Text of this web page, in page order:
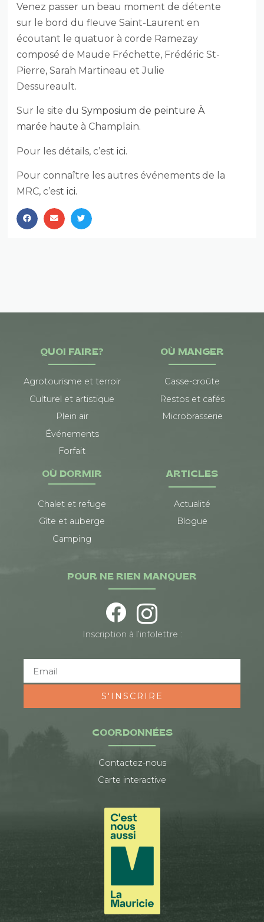
Venez passer un beau moment de détente
sur le bord du fleuve Saint-Laurent en
écoutant le quatuor à corde Ramezay
composé de Maude Fréchette, Frédéric St-
Pierre, Sarah Martineau et Julie
Dessureault.
Sur le site duSymposium de peinture À
marée haute à Champlain.
Pour les détails, c’estici.
Pour connaître les autres événements de la
MRC, c’estici.
QUOI FAIRE?
Agrotourisme et terroir
Culturel et artistique
Plein air
Événements
Forfait
OÙ MANGER
Casse-croûte
Restos et cafés
Microbrasserie
OÙ DORMIR
Chalet et refuge
Gîte et auberge
Camping
ARTICLES
Actualité
Blogue
COORDONNÉES
Contactez-nous
Carte interactive
POUR NE RIEN MANQUER
Inscription à l’infolettre :
S'INSCRIRE